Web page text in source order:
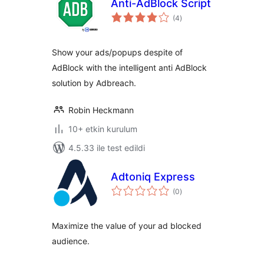
Anti-AdBlock Script
(4toplam
puan
)
Show your ads/popups despite of
AdBlock with the intelligent anti AdBlock
solution by Adbreach.
Robin Heckmann
10+ etkin kurulum
4.5.33 ile test edildi
Adtoniq Express
(0toplam
puan
)
Maximize the value of your ad blocked
audience.